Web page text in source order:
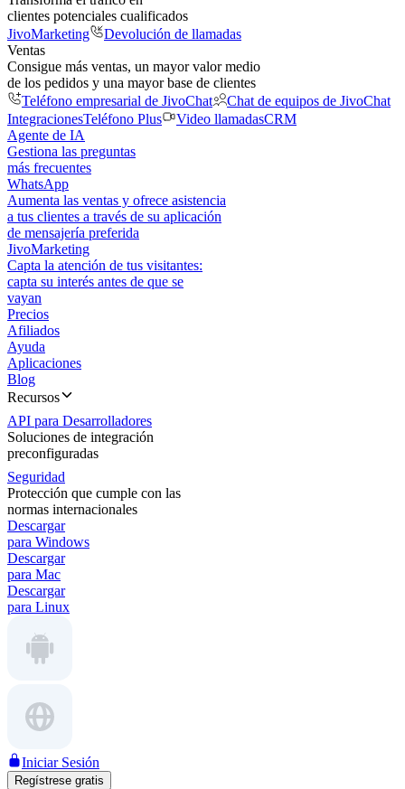
clientes potenciales cualificados
JivoMarketing
Devolución de llamadas
Ventas
Consigue más ventas, un mayor valor medio
de los pedidos y una mayor base de clientes
Teléfono empresarial de JivoChat
Chat de equipos de JivoChat
IntegracionesTeléfono Plus Video llamadasCRM
Agente de IA
Gestiona las preguntas
más frecuentes
WhatsApp
Aumenta las ventas y ofrece asistencia
a tus clientes a través de su aplicación
de mensajería preferida
JivoMarketing
Capta la atención de tus visitantes:
capta su interés antes de que se
vayan
Precios
Afiliados
Ayuda
Aplicaciones
Blog
Recursos
API para Desarrolladores
Soluciones de integración
preconfiguradas
Seguridad
Protección que cumple con las
normas internacionales
Descargar
para Windows
Descargar
para Mac
Descargar
para Linux
Iniciar Sesión
Regístrese gratis